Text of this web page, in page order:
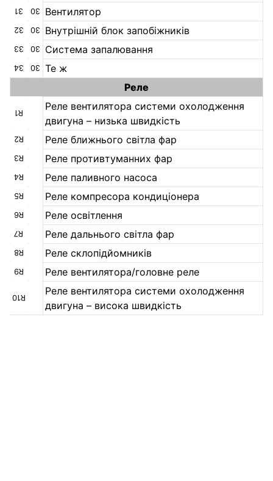
31 30 Вентилятор
32 30 Внутрішній блок запобіжників
33 30 Система запалювання
34 30
Те ж
Реле
R1
Реле вентилятора системи охолодження
двигуна – низька швидкість
R2 Реле ближнього світла фар
R3 Реле противтуманних фар
R4 Реле паливного насоса
R5 Реле компресора кондиціонера
R6 Реле освітлення
R7 Реле дальнього світла фар
R8 Реле склопідйомників
R9 Реле вентилятора/головне реле
R10
Реле вентилятора системи охолодження
двигуна – висока швидкість